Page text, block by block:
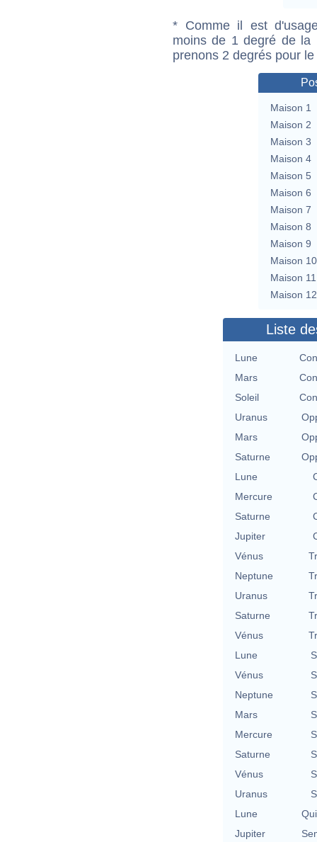
* Comme il est
moins de 1 degré de la
prenons 2 degrés pour
Maison 1
Maison 2
Maison 3
Maison 4
Maison 5
Maison 6
Maison 7
Maison 8
Maison 9
Maison 10
Maison 11
Maison 12
Liste
Lune
Mars
Soleil
Uranus
Mars
Saturne
Lune
Mercure
Saturne
Jupiter
Vénus
Neptune
Uranus
Saturne
Vénus
Lune
Vénus
Neptune
Mars
Mercure
Saturne
Vénus
Uranus
Lune
Jupiter